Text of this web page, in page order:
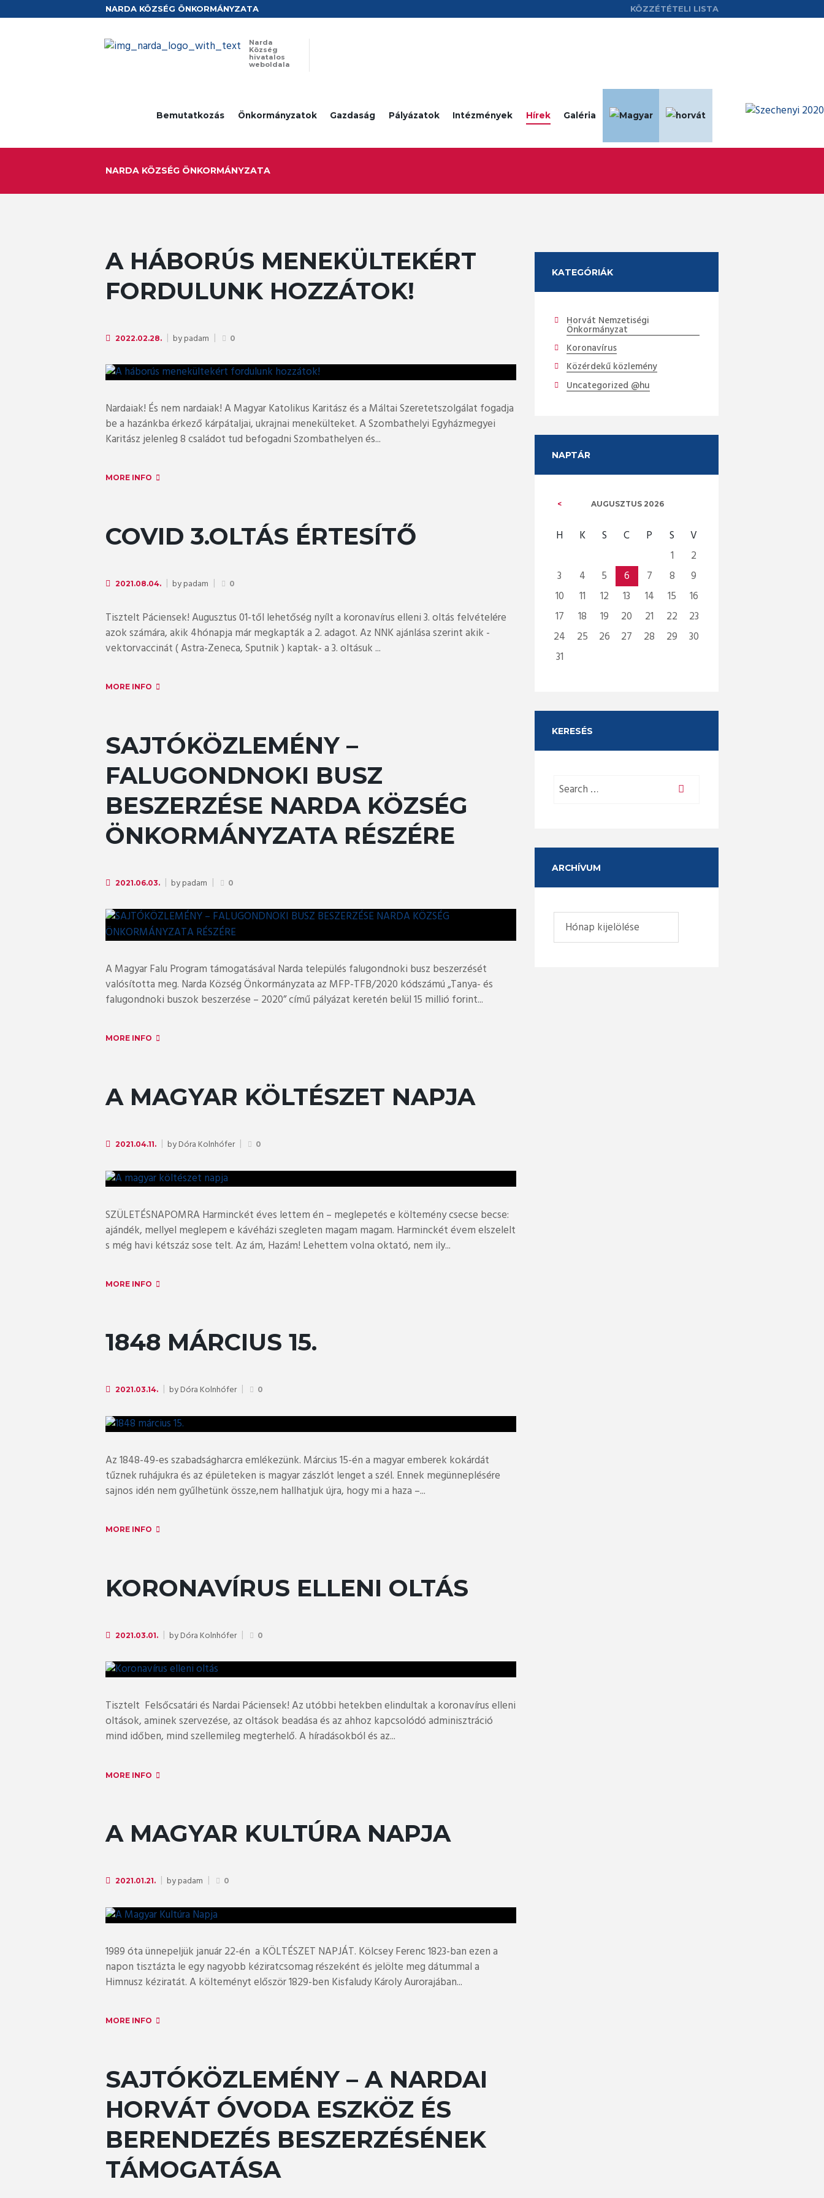
NARDA KÖZSÉG ÖNKORMÁNYZATA KÖZZÉTÉTELI LISTA
Narda
Község
hivatalos
weboldala
Bemutatkozás Önkormányzatok Gazdaság Pályázatok Intézmények Hírek Galéria
NARDA KÖZSÉG ÖNKORMÁNYZATA
A HÁBORÚS MENEKÜLTEKÉRT
FORDULUNK HOZZÁTOK!
2022.02.28. bypadam 0
Nardaiak! És nem nardaiak! A Magyar Katolikus Karitász és a Máltai Szeretetszolgálat fogadja
be a hazánkba érkező kárpátaljai, ukrajnai menekülteket. A Szombathelyi Egyházmegyei
Karitász jelenleg 8 családot tud befogadni Szombathelyen és...
MORE INFO
COVID 3.OLTÁS ÉRTESÍTŐ
2021.08.04. bypadam 0
Tisztelt Páciensek! Augusztus 01-től lehetőség nyílt a koronavírus elleni 3. oltás felvételére
azok számára, akik 4hónapja már megkapták a 2. adagot. Az NNK ajánlása szerint akik -
vektorvaccinát ( Astra-Zeneca, Sputnik ) kaptak- a 3. oltásuk ...
MORE INFO
SAJTÓKÖZLEMÉNY –
FALUGONDNOKI BUSZ
BESZERZÉSE NARDA KÖZSÉG
ÖNKORMÁNYZATA RÉSZÉRE
2021.06.03. bypadam 0
A Magyar Falu Program támogatásával Narda település falugondnoki busz beszerzését
valósította meg. Narda Község Önkormányzata az MFP-TFB/2020 kódszámú „Tanya- és
falugondnoki buszok beszerzése – 2020” című pályázat keretén belül 15 millió forint...
MORE INFO
A MAGYAR KÖLTÉSZET NAPJA
2021.04.11. byDóra Kolnhófer 0
SZÜLETÉSNAPOMRA Harminckét éves lettem én – meglepetés e költemény csecse becse:
ajándék, mellyel meglepem e kávéházi szegleten magam magam. Harminckét évem elszelelt
s még havi kétszáz sose telt. Az ám, Hazám! Lehettem volna oktató, nem ily...
MORE INFO
1848 MÁRCIUS 15.
2021.03.14. byDóra Kolnhófer 0
Az 1848-49-es szabadságharcra emlékezünk. Március 15-én a magyar emberek kokárdát
tűznek ruhájukra és az épületeken is magyar zászlót lenget a szél. Ennek megünneplésére
sajnos idén nem gyűlhetünk össze,nem hallhatjuk újra, hogy mi a haza –...
MORE INFO
KORONAVÍRUS ELLENI OLTÁS
2021.03.01. byDóra Kolnhófer 0
Tisztelt Felsőcsatári és Nardai Páciensek! Az utóbbi hetekben elindultak a koronavírus elleni
oltások, aminek szervezése, az oltások beadása és az ahhoz kapcsolódó adminisztráció
mind időben, mind szellemileg megterhelő. A híradásokból és az...
MORE INFO
A MAGYAR KULTÚRA NAPJA
2021.01.21. bypadam 0
1989 óta ünnepeljük január 22-én a KÖLTÉSZET NAPJÁT. Kölcsey Ferenc 1823-ban ezen a
napon tisztázta le egy nagyobb kéziratcsomag részeként és jelölte meg dátummal a
Himnusz kéziratát. A költeményt először 1829-ben Kisfaludy Károly Aurorajában...
MORE INFO
SAJTÓKÖZLEMÉNY – A NARDAI
HORVÁT ÓVODA ESZKÖZ ÉS
BERENDEZÉS BESZERZÉSÉNEK
TÁMOGATÁSA
KATEGÓRIÁK
Horvát Nemzetiségi
Önkormányzat
Koronavírus
Közérdekű közlemény
Uncategorized @hu
NAPTÁR
AUGUSZTUS 2026
H K S C P S
V
1
2
3
4 5 6 7 8
9
10
11 12 13 14 15
16
17
18 19 20 21 22
23
24
25 26 27 28 29
30
31
KERESÉS
ARCHÍVUM
Archívum